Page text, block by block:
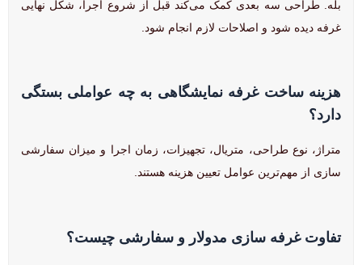
بله. طراحی سه بعدی کمک می‌کند قبل از شروع اجرا، شکل نهایی
غرفه دیده شود و اصلاحات لازم انجام شود.
هزینه ساخت غرفه نمایشگاهی به چه عواملی بستگی
دارد؟
متراژ، نوع طراحی، متریال، تجهیزات، زمان اجرا و میزان سفارشی
سازی از مهم‌ترین عوامل تعیین هزینه هستند.
تفاوت غرفه سازی مدولار و سفارشی چیست؟